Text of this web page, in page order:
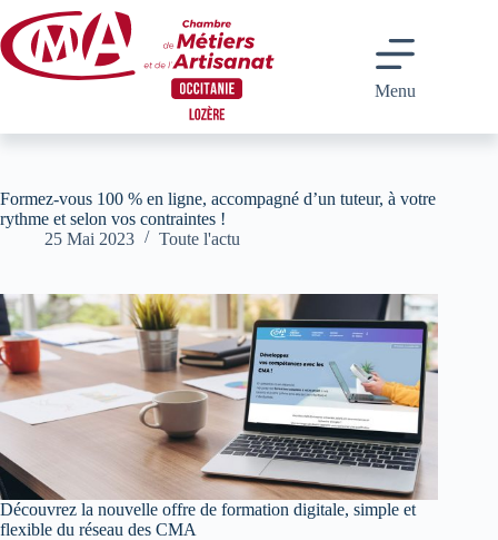
au
contenu
Menu
Formez-vous 100 % en ligne, accompagné d’un tuteur, à votre
rythme et selon vos contraintes !
25 Mai 2023
Toute l'actu
Découvrez la nouvelle offre de formation digitale, simple et
flexible du réseau des CMA